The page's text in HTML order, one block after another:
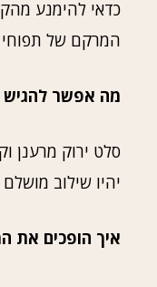
כדאי להימנע
המרקם של
מה אפשר
סלט ירוק מרענן
יהיו שילוב
איך הופכים את